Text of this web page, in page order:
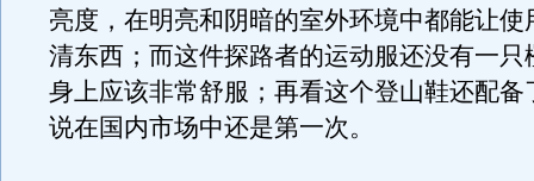
亮度，在明亮和阴暗的室外环境中都能让使
清东西；而这件探路者的运动服还没有一只
身上应该非常舒服；再看这个登山鞋还配备
说在国内市场中还是第一次。